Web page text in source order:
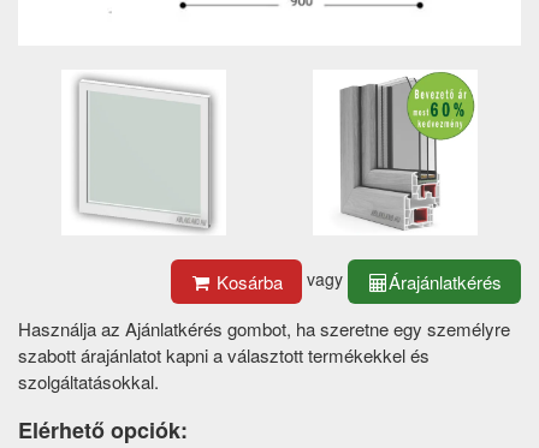
Kosárba vagy
Árajánlatkérés
Használja az Ajánlatkérés gombot, ha szeretne egy személyre
szabott árajánlatot kapni a választott termékekkel és
szolgáltatásokkal.
Elérhető opciók: